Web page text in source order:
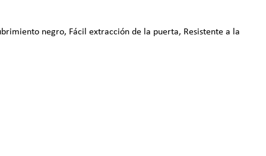
negro, Fácil extracción de la puerta, Resistente a la